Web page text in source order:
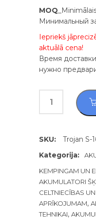
MOQ
Минимальный
Iepriekš
aktuālā cena!
Время
нужно
SKU:
Trojan S-
Kategorija:
KEMPINGAM UN
AKUMULATORI
CELTNIECĪBAS
APRĪKOJUMAM,
TEHNIKAI,